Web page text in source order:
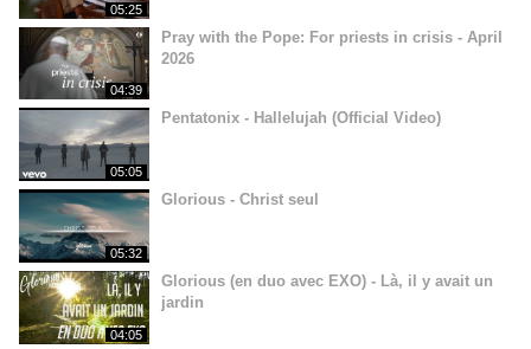
05:25
04:39
Pray with the Pope: For priests in crisis - April
2026
05:05
Pentatonix - Hallelujah (Official Video)
05:32
Glorious - Christ seul
04:05
Glorious (en duo avec EXO) - Là, il y avait un
jardin